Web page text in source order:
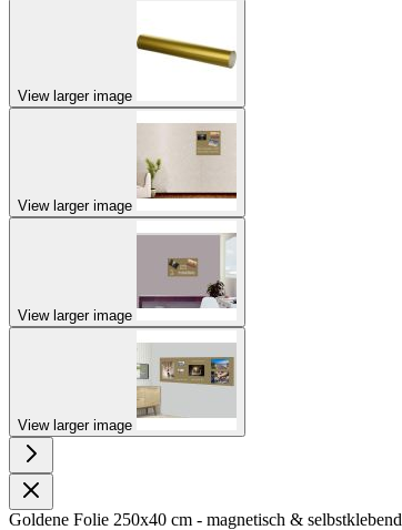
View larger image
View larger image
View larger image
View larger image
Goldene Folie 250x40 cm - magnetisch & selbstklebend